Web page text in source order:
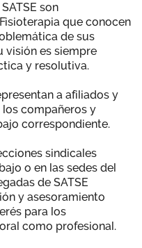
son
que conocen
de sus
visión es siempre
y resolutiva.
a afiliados y
los compañeros y
correspondiente.
sindicales
o en las sedes del
de SATSE
y asesoramiento
para los
como profesional.